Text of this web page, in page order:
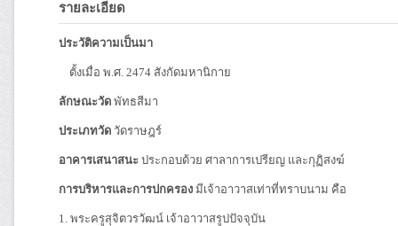
รายละเอียด
ประวัติความเป็นมา
ตั้งเมื่อ พ.ศ. 2474 สังกัดมหานิกาย
ลักษณะวัด พัทธสีมา
ประเภทวัด วัดราษฎร์
อาคารเสนาสนะ ประกอบด้วย ศาลาการเปรียญ และกุฏิสงฆ์
การบริหารและการปกครอง มีเจ้าอาวาสเท่าที่ทราบนาม คือ
1. พระครูสุจิตวรวัฒน์ เจ้าอาวาสรูปปัจจุบัน